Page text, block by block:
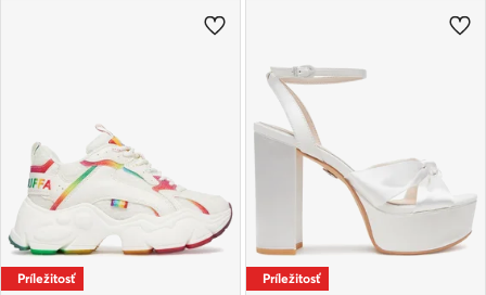
Príležitosť Príležitosť